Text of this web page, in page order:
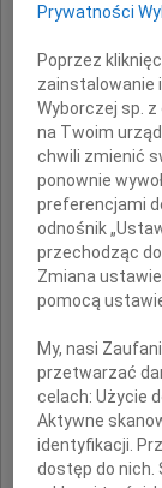
Z głębokim
"Tylko życie
naszego teatru
Z głębokim
latach 2005-
Z wielkim
Panie
Bardzo poruszeni
współczujemy
Prywatności
Poprzez
zainstalowanie
Wyborczej sp. z
na Twoim
chwili zmienić
ponownie
preferencjami
odnośnik
przechodząc
Zmiana
pomocą
My, nasi
przetwarzać
celach:Użycie
Aktywne
identyfikacji.
dostęp do nich.